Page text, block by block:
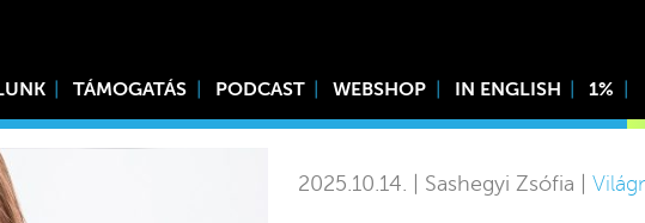
TÁMOGATÁS PODCAST WEBSHOP IN ENGLISH 1%
2025.10.14. | Sashegyi Zsófia |